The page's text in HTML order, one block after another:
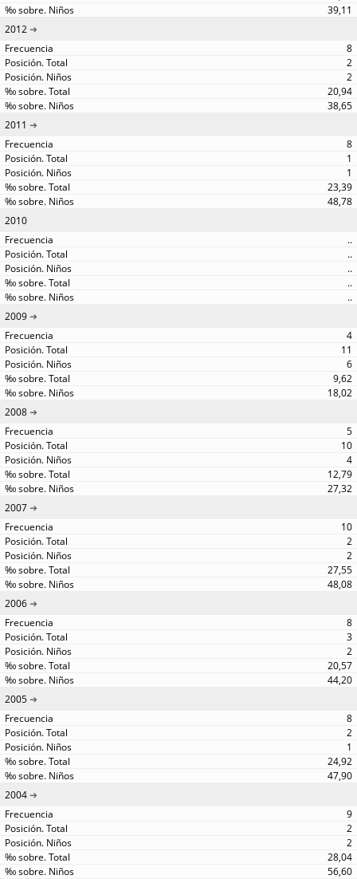
39,11
2012
8
2
2
20,94
38,65
2011
8
1
1
23,39
48,78
2010
..
..
..
..
..
2009
4
11
6
9,62
18,02
2008
5
10
4
12,79
27,32
2007
10
2
2
27,55
48,08
2006
8
3
2
20,57
44,20
2005
8
2
1
24,92
47,90
2004
9
2
2
28,04
56,60